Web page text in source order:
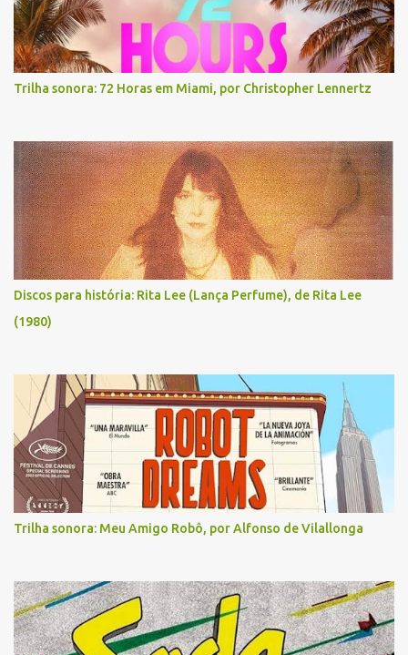
Trilha sonora: 72 Horas em Miami, por Christopher Lennertz
Discos para história: Rita Lee (Lança Perfume), de Rita Lee
(1980)
Trilha sonora: Meu Amigo Robô, por Alfonso de Vilallonga